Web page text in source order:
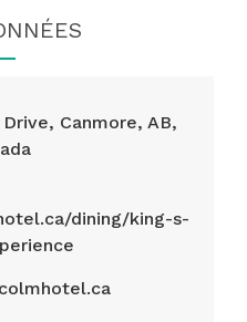
Canmore, AB,
dining/king-s-